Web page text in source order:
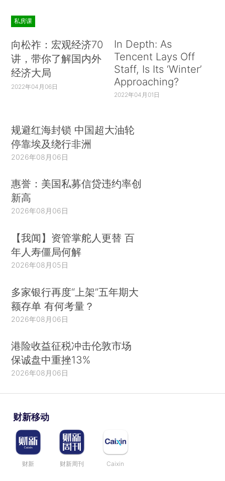
私房课
向松祚：宏观经济70
讲，带你了解国内外
经济大局
2022年04月06日
In Depth: As
Tencent Lays Off
Staff, Is Its ‘Winter’
Approaching?
2022年04月01日
规避红海封锁 中国超大油轮
停靠埃及绕行非洲
2026年08月06日
惠誉：美国私募信贷违约率创
新高
2026年08月06日
【我闻】资管掌舵人更替 百
年人寿僵局何解
2026年08月05日
多家银行再度“上架”五年期大
额存单 有何考量？
2026年08月06日
港险收益征税冲击伦敦市场
保诚盘中重挫13%
2026年08月06日
财新移动
财新 财新周刊 Caixin